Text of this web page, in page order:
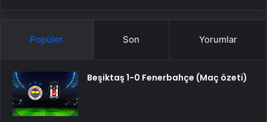
Popüler Son Yorumlar
Beşiktaş 1-0 Fenerbahçe (Maç özeti)